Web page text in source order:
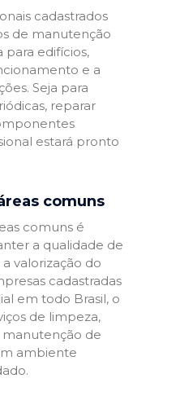
cadastrados
de manutenção
para edifícios,
e a
Seja para
reparar
estará pronto
comuns
comuns é
a qualidade de
valorização do
cadastradas
em todo Brasil, o
de limpeza,
de
ambiente